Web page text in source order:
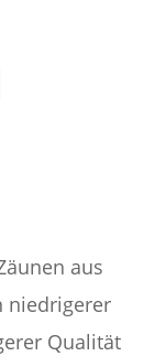
aus
niedrigerer
Qualität